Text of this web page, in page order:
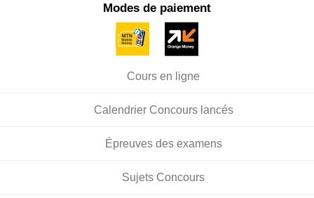
Modes de paiement
Cours en ligne
Calendrier Concours lancés
Épreuves des examens
Sujets Concours